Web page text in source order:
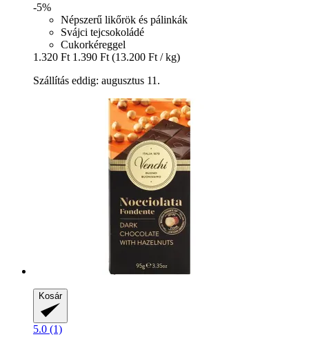
-5%
Népszerű likőrök és pálinkák
Svájci tejcsokoládé
Cukorkéreggel
1.320 Ft 1.390 Ft (13.200 Ft / kg)
Szállítás eddig: augusztus 11.
Kosár
5.0 (1)